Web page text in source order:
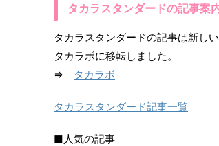
タカラスタンダードの記事案
タカラスタンダードの記事は新し
タカラボに移転しました。
⇒
タカラボ
タカラスタンダード記事一覧
■人気の記事